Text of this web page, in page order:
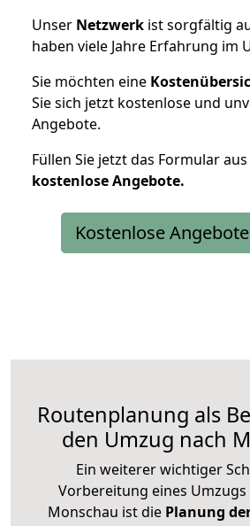
Unser Netzwerk ist sorgfältig
haben viele Jahre Erfahrung im
Sie möchten eine
Sie sich jetzt kostenlose und
Angebote.
Füllen Sie jetzt das Formular
kostenloseAngebote.
Kostenlose
Routenplanung als
den Umzug nach
Ein weiterer wichtiger
Vorbereitung eines Umzugs
Monschau ist diePlanung